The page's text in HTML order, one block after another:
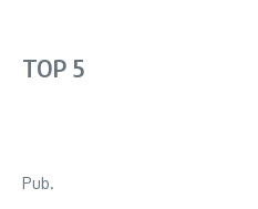
TOP 5
Pub.